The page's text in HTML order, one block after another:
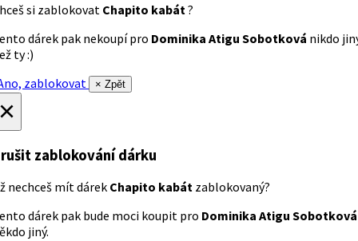
si zablokovat Chapito kabát ?
dárek pak nekoupí pro Dominika Atigu Sobotková nikdo
ty :)
zablokovat
× Zpět
zablokování dárku
nechceš mít dárek Chapito kabát zablokovaný?
dárek pak bude moci koupit pro Dominika Atigu Sobotková
jiný.